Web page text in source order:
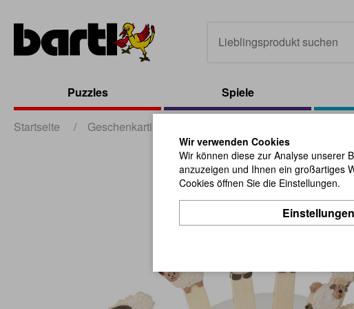
Puzzles Spiele
Startseite / Geschenkartikel
Wir verwenden Cookies
Wir können diese zur Analyse unserer
anzuzeigen und Ihnen ein großartiges
Cookies öffnen Sie die Einstellungen.
Einstellungen